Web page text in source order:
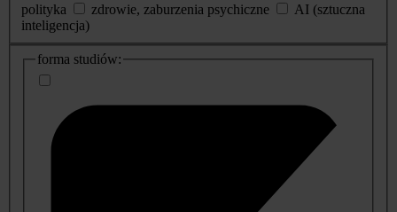
polityka
zdrowie, zaburzenia psychiczne
AI (sztuczna
inteligencja)
dodatkowe
informacje
forma studiów: